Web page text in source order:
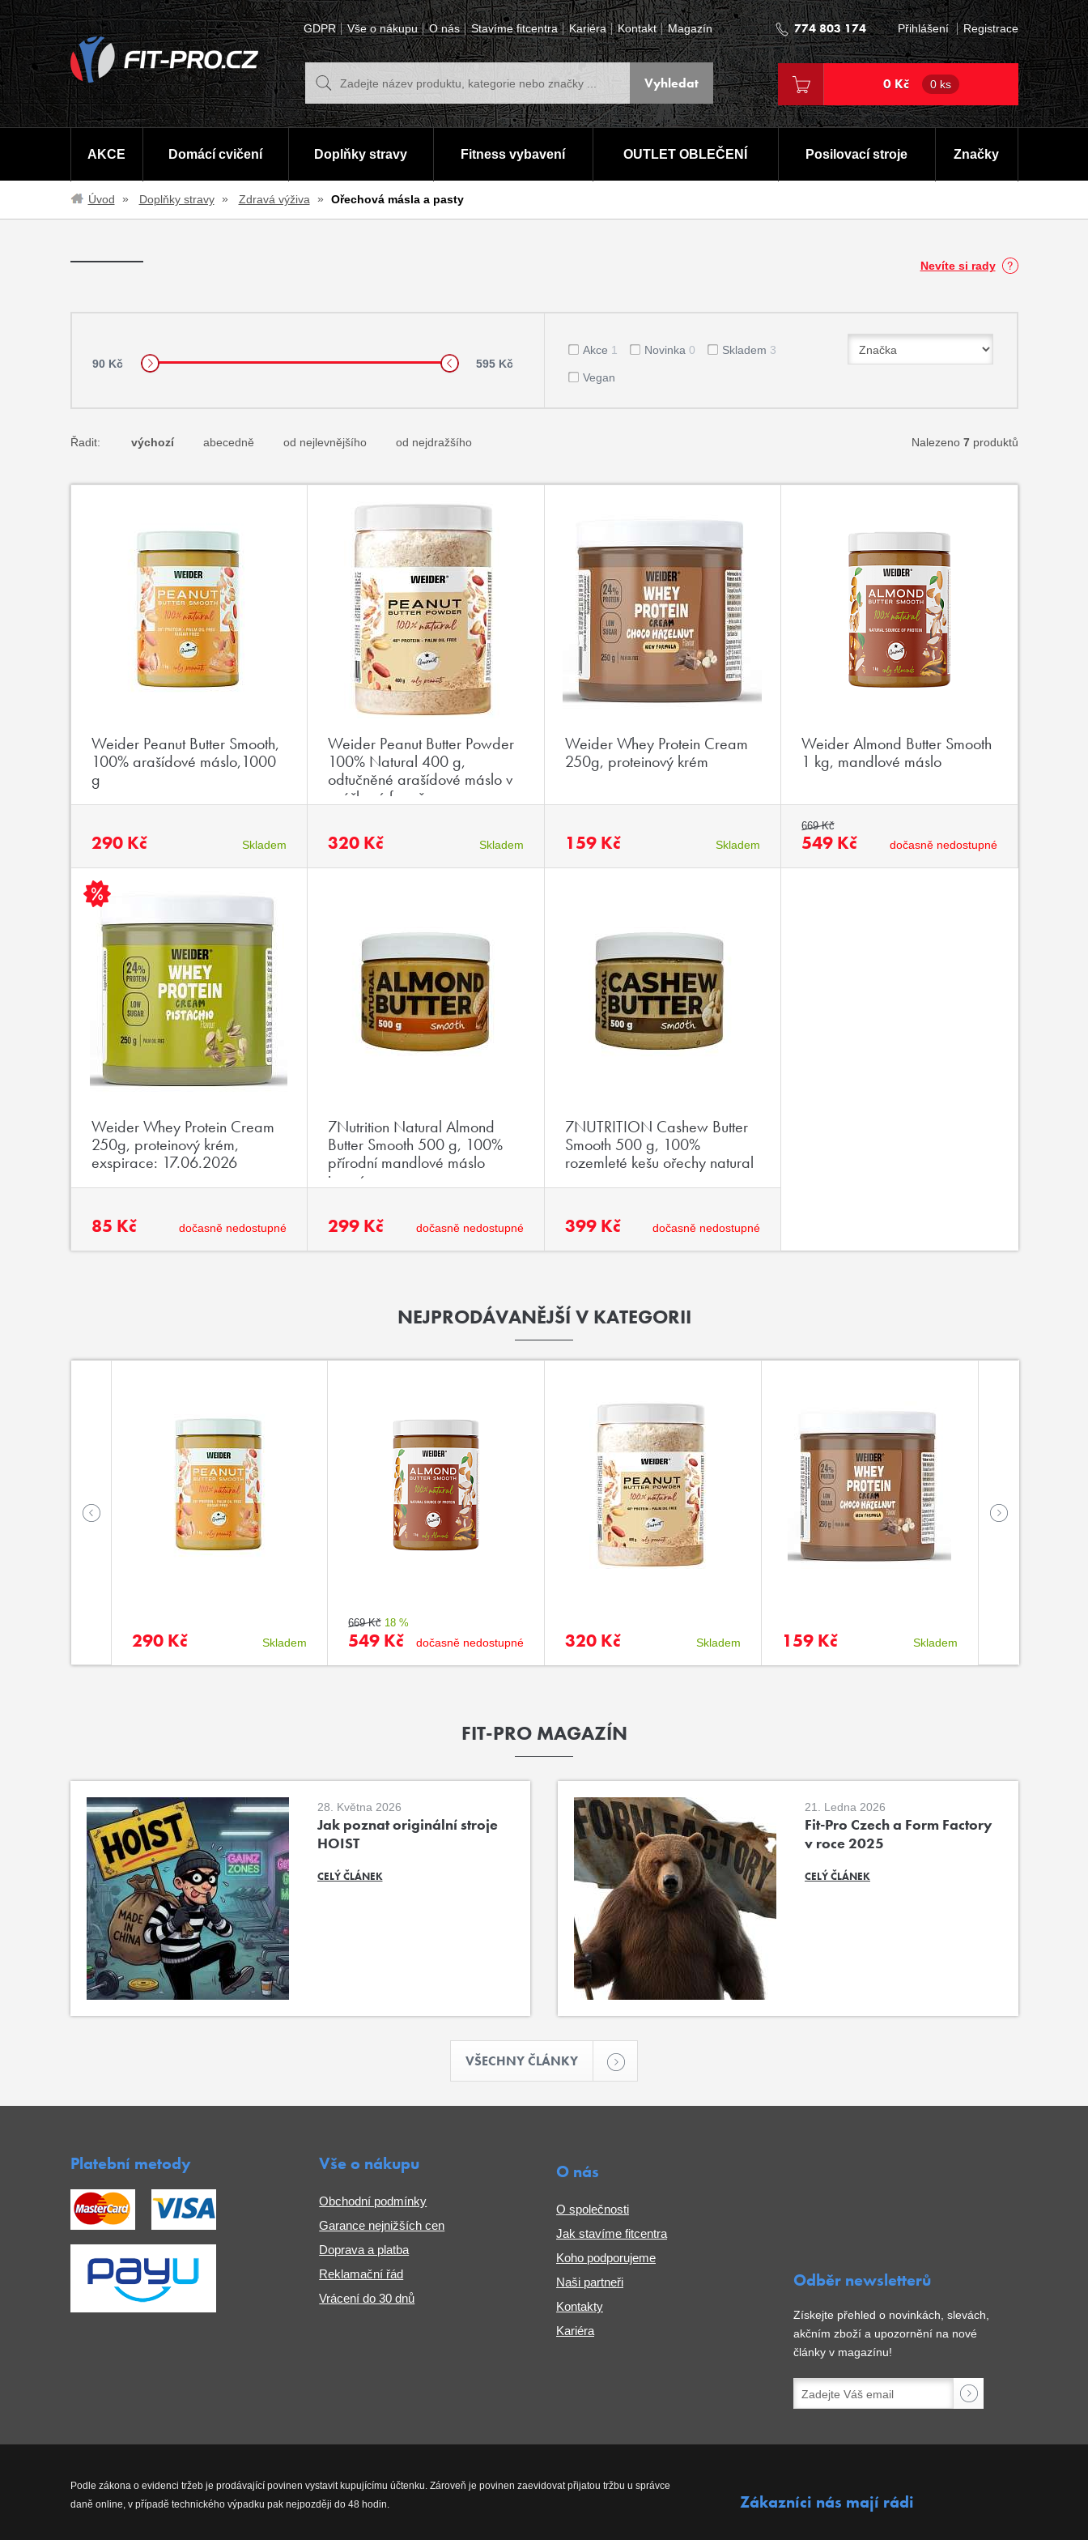
GDPR Vše o nákupu O nás Stavíme fitcentra Kariéra Kontakt Magazín 774 803 174 Přihlášení Registrace
0 Kč 0 ks
AKCE Domácí cvičení Doplňky stravy Fitness vybavení OUTLET OBLEČENÍ Posilovací stroje Značky
Úvod Doplňky stravy Zdravá výživa Ořechová másla a pasty
Nevíte si rady
90 Kč 595 Kč
Akce 1 Novinka 0 Skladem 3
Vegan
Řadit: výchozí abecedně od nejlevnějšího od nejdražšího Nalezeno 7produktů
Weider Peanut Butter Smooth,
100% arašídové máslo,1000
g
290 Kč Skladem
Weider Peanut Butter Powder
100% Natural 400 g,
odtučněné arašídové máslo v
práškové formě
320 Kč Skladem
Weider Whey Protein Cream
250g, proteinový krém
159 Kč Skladem
Weider Almond Butter Smooth
1 kg, mandlové máslo
669 Kč
549 Kč dočasně nedostupné
Weider Whey Protein Cream
250g, proteinový krém,
exspirace: 17.06.2026
85 Kč dočasně nedostupné
7Nutrition Natural Almond
Butter Smooth 500 g, 100%
přírodní mandlové máslo
jemné
299 Kč dočasně nedostupné
7NUTRITION Cashew Butter
Smooth 500 g, 100%
rozemleté kešu ořechy natural
399 Kč dočasně nedostupné
NEJPRODÁVANĚJŠÍ V KATEGORII
290 Kč Skladem
669 Kč 18 %
549 Kč dočasně nedostupné 320 Kč Skladem 159 Kč Skladem
FIT-PRO MAGAZÍN
28. Května 2026
Jak poznat originální stroje
HOIST
CELÝ ČLÁNEK
21. Ledna 2026
Fit-Pro Czech a Form Factory
v roce 2025
CELÝ ČLÁNEK
VŠECHNY ČLÁNKY
Platební metody Vše o nákupu
Obchodní podmínky
Garance nejnižších cen
Doprava a platba
Reklamační řád
Vrácení do 30 dnů
O nás
O společnosti
Jak stavíme fitcentra
Koho podporujeme
Naši partneři
Kontakty
Kariéra
Odběr newsletterů
Získejte přehled o novinkách, slevách,
akčním zboží a upozornění na nové
články v magazínu!
Podle zákona o evidenci tržeb je prodávající povinen vystavit kupujícímu účtenku. Zároveň je povinen zaevidovat přijatou tržbu u správce
daně online, v případě technického výpadku pak nejpozději do 48 hodin.
Zákazníci nás mají rádi